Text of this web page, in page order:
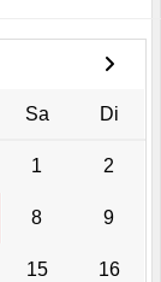
Sa Di
1 2
8 9
15 16